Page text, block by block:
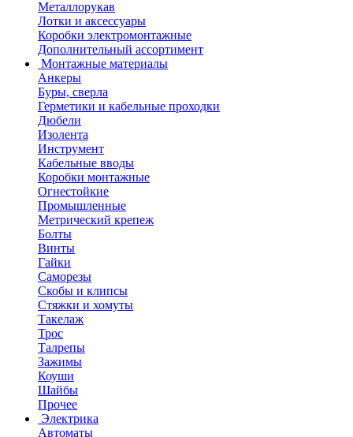
Металлорукав
Лотки и аксессуары
Коробки электромонтажные
Дополнительный ассортимент
Монтажные материалы
Анкеры
Буры, сверла
Герметики и кабельные проходки
Дюбели
Изолента
Инструмент
Кабельные вводы
Коробки монтажные
Огнестойкие
Промышленные
Метрический крепеж
Болты
Винты
Гайки
Саморезы
Скобы и клипсы
Стяжки и хомуты
Такелаж
Трос
Талрепы
Зажимы
Коуши
Шайбы
Прочее
Электрика
Автоматы